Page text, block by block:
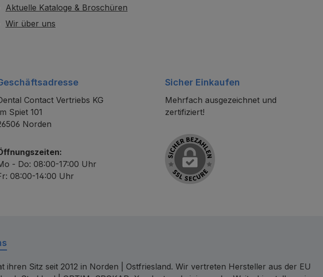
Aktuelle Kataloge & Broschüren
Wir über uns
Contact Vertriebs KG
Spiet 101
Norden
- Do: 08:00-17:00 Uhr
08:00-14:00 Uhr
Sicher Einkaufen
Mehrfach ausgezeichnet und
zertifiziert!
Sitz seit 2012 in Norden | Ostfriesland. Wir vertreten Hersteller aus der EU